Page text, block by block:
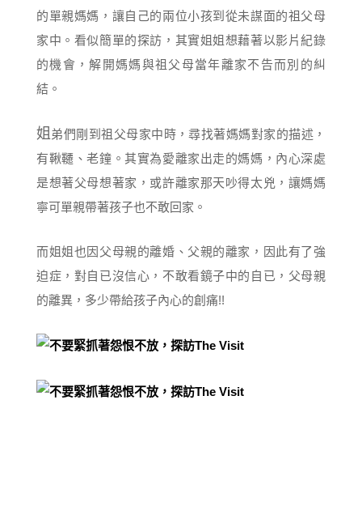
的單親媽媽，讓自己的兩位小孩到從未謀面的祖父母
家中。看似簡單的探訪，其實姐姐想藉著以影片紀錄
的機會，解開媽媽與祖父母當年離家不告而別的糾
結。
姐弟們剛到祖父母家中時，尋找著媽媽對家的描述，
有鞦韆、老鐘。其實為愛離家出走的媽媽，內心深處
是想著父母想著家，或許離家那天吵得太兇，讓媽媽
寧可單親帶著孩子也不敢回家。
而姐姐也因父母親的離婚、父親的離家，因此有了強
迫症，對自已沒信心，不敢看鏡子中的自已，父母親
的離異，多少帶給孩子內心的創痛!!